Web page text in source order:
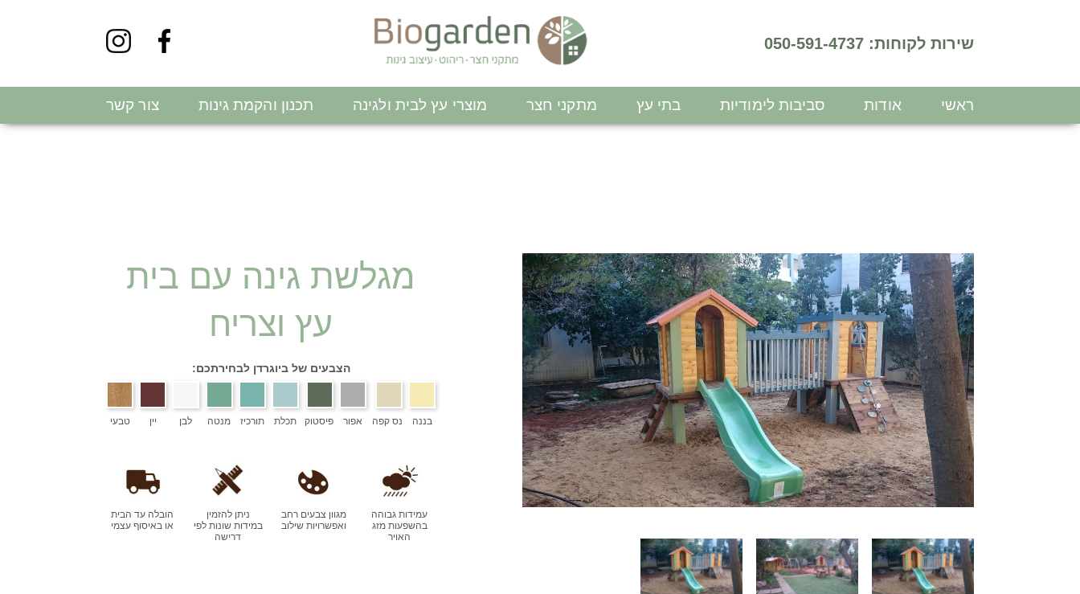
שירות לקוחות: 050-591-4737
ראשי אודות סביבות לימודיות בתי עץ מתקני חצר מוצרי עץ לבית ולגינה תכנון והקמת גינות צור קשר
מגלשת גינה עם בית
עץ וצריח
הצבעים של ביוגרדן לבחירתכם:
בננה נס קפה אפור פיסטוק תכלת תורכיז מנטה לבן יין טבעי
עמידות גבוהה
בהשפעות מזג
האויר
מגוון צבעים רחב
ואפשרויות שילוב
ניתן להזמין
במידות שונות לפי
דרישה
הובלה עד הבית
או באיסוף עצמי